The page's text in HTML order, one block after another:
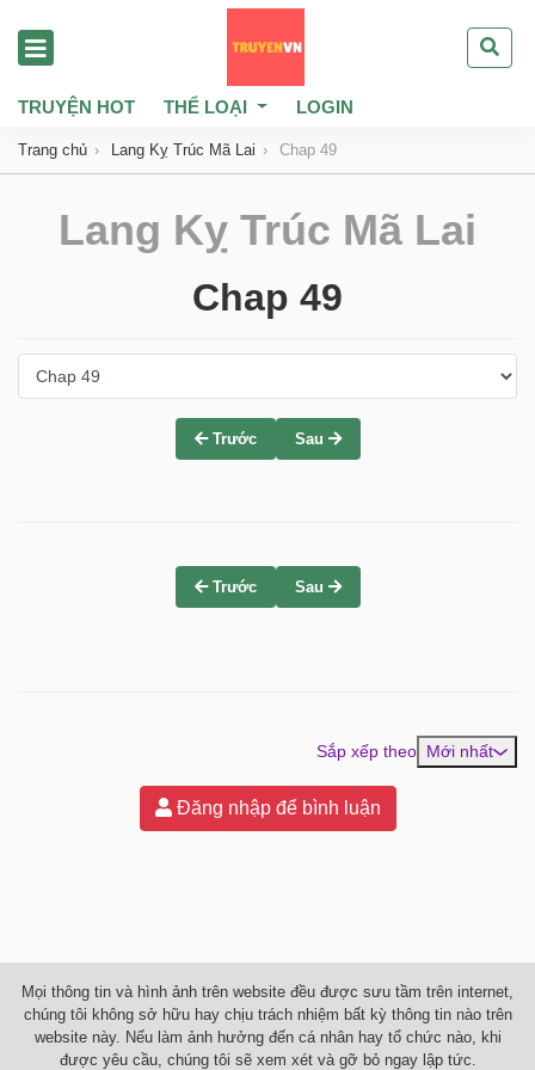
TRUYỆN HOT THỂ LOẠI LOGIN
Trang chủ Lang Kỵ Trúc Mã Lai Chap 49
Lang Kỵ Trúc Mã Lai
Chap 49
Trước Sau
Trước Sau
Sắp xếp theo Mới nhất
Đăng nhập để bình luận
Mọi thông tin và hình ảnh trên website đều được sưu tầm trên internet,
chúng tôi không sở hữu hay chịu trách nhiệm bất kỳ thông tin nào trên
website này. Nếu làm ảnh hưởng đến cá nhân hay tổ chức nào, khi
được yêu cầu, chúng tôi sẽ xem xét và gỡ bỏ ngay lập tức.